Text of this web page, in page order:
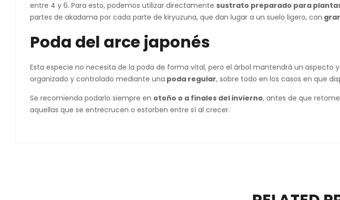
entre 4 y 6. Para esto, podemos utilizar directamente sustrato preparado para
partes de akadama por cada parte de kiryuzuna, que dan lugar a un suelo ligero, con
Poda del arce japonés
Esta especie no necesita de la poda de forma vital, pero el árbol mantendrá un
organizado y controlado mediante una poda regular, sobre todo en los casos en que
Se recomienda podarlo siempre en otoño o a finales del invierno, antes de que
aquellas que se entrecrucen o estorben entre sí al crecer.